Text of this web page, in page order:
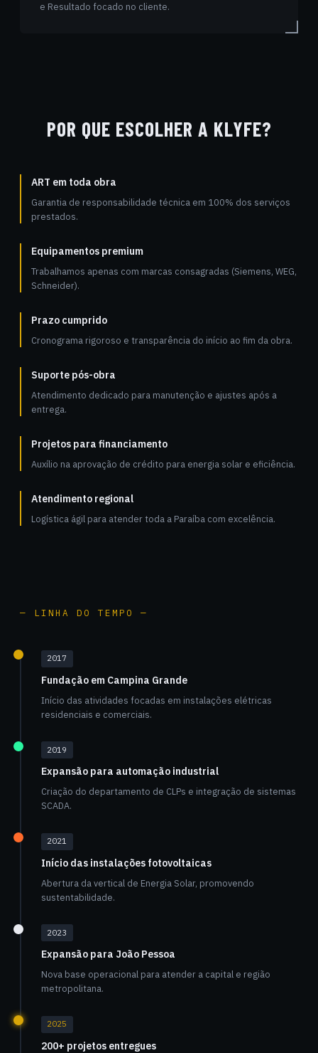
e Resultado focado no cliente.
POR QUE ESCOLHER A KLYFE?
ART em toda obra
Garantia de responsabilidade técnica em 100% dos serviços
prestados.
Equipamentos premium
Trabalhamos apenas com marcas consagradas (Siemens, WEG,
Schneider).
Prazo cumprido
Cronograma rigoroso e transparência do início ao fim da obra.
Suporte pós-obra
Atendimento dedicado para manutenção e ajustes após a
entrega.
Projetos para financiamento
Auxílio na aprovação de crédito para energia solar e eficiência.
Atendimento regional
Logística ágil para atender toda a Paraíba com excelência.
— LINHA DO TEMPO —
2017
Fundação em Campina Grande
Início das atividades focadas em instalações elétricas
residenciais e comerciais.
2019
Expansão para automação industrial
Criação do departamento de CLPs e integração de sistemas
SCADA.
2021
Início das instalações fotovoltaicas
Abertura da vertical de Energia Solar, promovendo
sustentabilidade.
2023
Expansão para João Pessoa
Nova base operacional para atender a capital e região
metropolitana.
2025
200+ projetos entregues